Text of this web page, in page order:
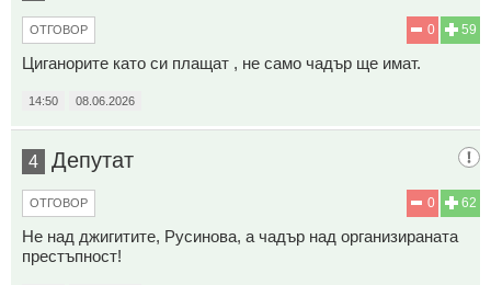
59
0
ОТГОВОР
Циганорите като си плащат , не само чадър ще имат.
14:50 08.06.2026
4 Депутат
62
0
ОТГОВОР
Не над джигитите, Русинова, а чадър над организираната
престъпност!